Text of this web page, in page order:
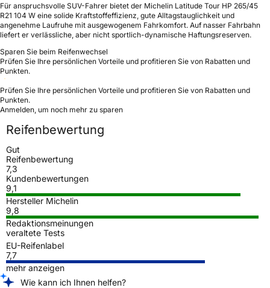
Für anspruchsvolle SUV-Fahrer bietet der Michelin Latitude Tour HP 265/45
R21 104 W eine solide Kraftstoffeffizienz, gute Alltagstauglichkeit und
angenehme Laufruhe mit ausgewogenem Fahrkomfort. Auf nasser Fahrbahn
liefert er verlässliche, aber nicht sportlich-dynamische Haftungsreserven.
Sparen Sie beim Reifenwechsel
Prüfen Sie Ihre persönlichen Vorteile und profitieren Sie von Rabatten und
Punkten.
Prüfen Sie Ihre persönlichen Vorteile und profitieren Sie von Rabatten und
Punkten.
Anmelden, um noch mehr zu sparen
Reifenbewertung
Gut
Reifenbewertung
7,3
Kundenbewertungen
9,1
Hersteller Michelin
9,8
Redaktionsmeinungen
veraltete Tests
EU-Reifenlabel
7,7
mehr anzeigen
Wie kann ich Ihnen helfen?